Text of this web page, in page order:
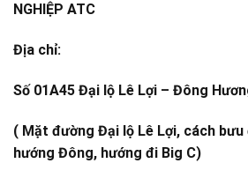
NGHIỆP ATC
Địa chỉ:
Số 01A45 Đại lộ Lê Lợi – Đông
( Mặt đường Đại lộ Lê Lợi, cách
hướng Đông, hướng đi Big C)